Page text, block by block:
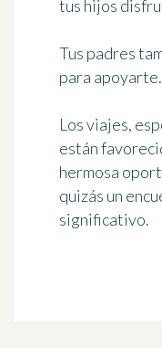
tus hijos
Tus padres
para apoyarte.
Los viajes,
están
hermosa
quizás un
significativo.